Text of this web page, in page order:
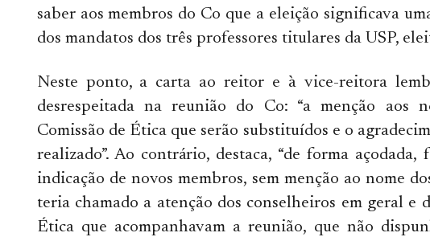
saber aos membros do Co que a eleição significava
dos mandatos dos três professores titulares da USP,
Neste ponto, a carta ao reitor e à vice-reitora
desrespeitada na reunião do Co: “a menção aos
Comissão de Ética que serão substituídos e o
realizado”. Ao contrário, destaca, “de forma
indicação de novos membros, sem menção ao nome
teria chamado a atenção dos conselheiros em geral e
Ética que acompanhavam a reunião, que não